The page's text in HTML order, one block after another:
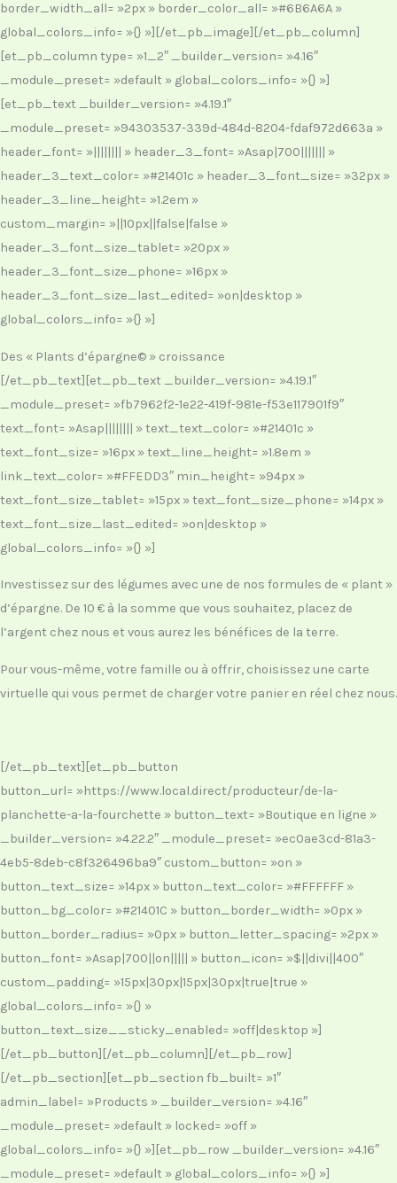
border_width_all= »2px » border_color_all= »#6B6A6A »
global_colors_info= »{} »][/et_pb_image][/et_pb_column]
[et_pb_column type= »1_2″ _builder_version= »4.16″
_module_preset= »default » global_colors_info= »{} »]
[et_pb_text _builder_version= »4.19.1″
_module_preset= »94303537-339d-484d-8204-fdaf972d663a »
header_font= »|||||||| » header_3_font= »Asap|700||||||| »
header_3_text_color= »#21401c » header_3_font_size= »32px »
header_3_line_height= »1.2em »
custom_margin= »||10px||false|false »
header_3_font_size_tablet= »20px »
header_3_font_size_phone= »16px »
header_3_font_size_last_edited= »on|desktop »
global_colors_info= »{} »]
Des « Plants d’épargne© » croissance
[/et_pb_text][et_pb_text _builder_version= »4.19.1″
_module_preset= »fb7962f2-1e22-419f-981e-f53e117901f9″
text_font= »Asap|||||||| » text_text_color= »#21401c »
text_font_size= »16px » text_line_height= »1.8em »
link_text_color= »#FFEDD3″ min_height= »94px »
text_font_size_tablet= »15px » text_font_size_phone= »14px »
text_font_size_last_edited= »on|desktop »
global_colors_info= »{} »]
Investissez sur des légumes avec une de nos formules de « plant »
d’épargne. De 10 € à la somme que vous souhaitez, placez de
l’argent chez nous et vous aurez les bénéfices de la terre.
Pour vous-même, votre famille ou à offrir, choisissez une carte
virtuelle qui vous permet de charger votre panier en réel chez nous.
[/et_pb_text][et_pb_button
button_url= »https://www.local.direct/producteur/de-la-
planchette-a-la-fourchette » button_text= »Boutique en ligne »
_builder_version= »4.22.2″ _module_preset= »ec0ae3cd-81a3-
4eb5-8deb-c8f326496ba9″ custom_button= »on »
button_text_size= »14px » button_text_color= »#FFFFFF »
button_bg_color= »#21401C » button_border_width= »0px »
button_border_radius= »0px » button_letter_spacing= »2px »
button_font= »Asap|700||on||||| » button_icon= »$||divi||400″
custom_padding= »15px|30px|15px|30px|true|true »
global_colors_info= »{} »
button_text_size__sticky_enabled= »off|desktop »]
[/et_pb_button][/et_pb_column][/et_pb_row]
[/et_pb_section][et_pb_section fb_built= »1″
admin_label= »Products » _builder_version= »4.16″
_module_preset= »default » locked= »off »
global_colors_info= »{} »][et_pb_row _builder_version= »4.16″
_module_preset= »default » global_colors_info= »{} »]